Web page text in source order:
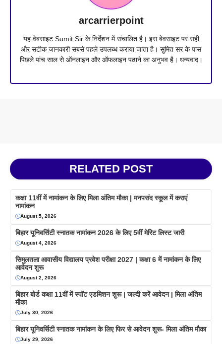
arcarrierpoint
यह वेबसाइट Sumit Sir के निर्देशन में संचालित है। इस बेवसाइट पर सही
और सटीक जानकारी सबसे पहले उपलब्ध कराया जाता है। सुमित सर के पास
पिछले पांच साल से ऑनलाइन और ऑफलाइन पढाने का अनुभव है। धन्यवाद।
RELATED POST
कक्षा 11वीं में नामांकन के लिए मिला अंतिम मौका | मनपसंद स्कूल में कराएं
नामांकन
August 5, 2026
बिहार यूनिवर्सिटी स्नातक नामांकन 2026 के लिए 5वीं मेरिट लिस्ट जारी
August 4, 2026
सिमुलतला आवासीय विद्यालय प्रवेश परीक्षा 2027 | कक्षा 6 में नामांकन के लिए
आवेदन शुरू
August 2, 2026
बिहार बोर्ड कक्षा 11वीं में स्पॉट एडमिशन शुरू | जल्दी करें आवेदन | मिला अंतिम
मौका
July 30, 2026
बिहार यूनिवर्सिटी स्नातक नामांकन के लिए फिर से आवेदन शुरू- मिला अंतिम मौका
July 29, 2026